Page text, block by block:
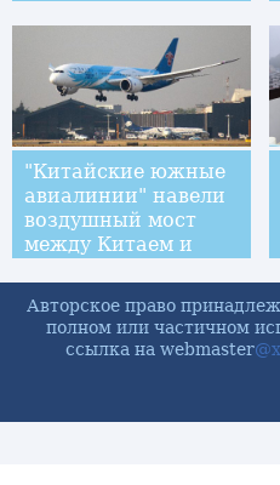
"Китайские южные
авиалинии" навели
воздушный мост
между Китаем и
Авторское право
полном или частичном
ссылка на webmaster